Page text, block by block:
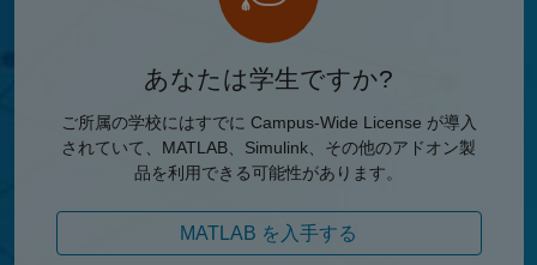
あなたは学生ですか?
ご所属の学校にはすでに Campus-Wide License が導入
されていて、MATLAB、Simulink、その他のアドオン製
品を利用できる可能性があります。
MATLAB を入手する